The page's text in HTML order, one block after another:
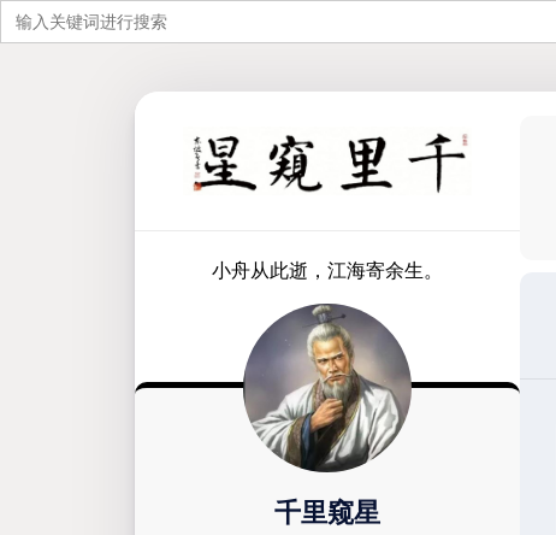
搜
索：
小舟从此逝，江海寄余生。
千里窥星